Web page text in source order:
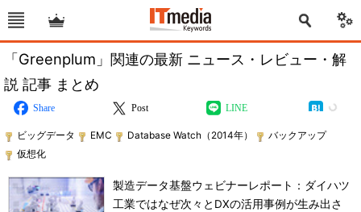
「Greenplum」関連の最新 ニュース・レビュー・解
説 記事 まとめ
Share Post LINE
ビッグデータ EMC Database Watch（2014年）
バックアップ
仮想化
製造データ基盤ウェビナーレポート：ダイハツ
工業ではなぜ次々とDXの活用事例が生み出さ